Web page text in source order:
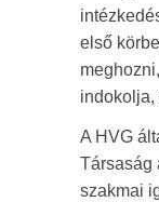
első
indokolja,
A HVG
Társaság
szakmai